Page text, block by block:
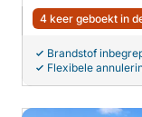
4 keer geboekt in
Brandstof
Flexibele